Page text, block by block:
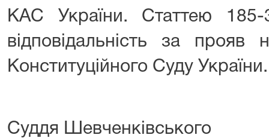
КАС України. Статтею
відповідальність за
Конституційного Суду України.
Суддя Шевченківського